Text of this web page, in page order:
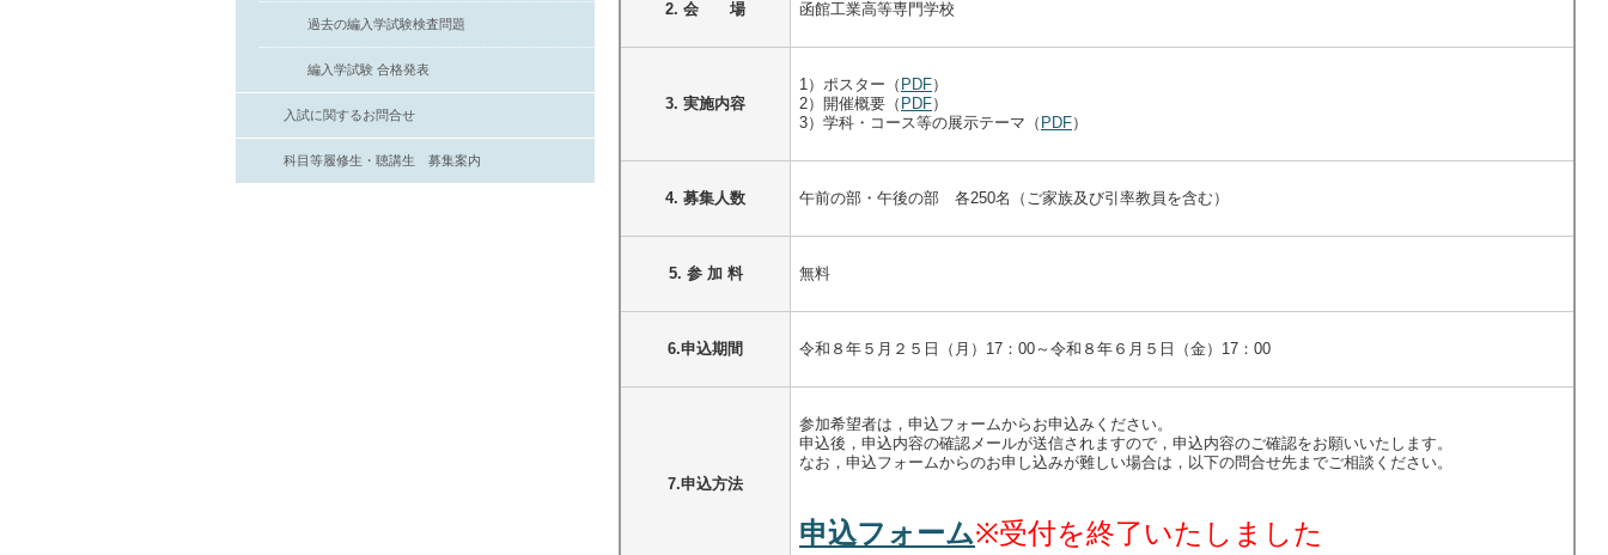
2. 会 場 函館工業高等専門学校
3. 実施内容
1）ポスター（ PDF）
2）開催概要（ PDF）
3）学科・コース等の展示テーマ（ PDF）
4. 募集人数 午前の部・午後の部 各250名（ご家族及び引率教員を含む）
5. 参 加 料 無料
6.申込期間 令和８年５月２５日（月）17：00～令和８年６月５日（金）17：00
7.申込方法
参加希望者は，申込フォームからお申込みください。
申込後，申込内容の確認メールが送信されますので，申込内容のご確認をお願いいたします。
なお，申込フォームからのお申し込みが難しい場合は，以下の問合せ先までご相談ください。
申込フォーム※受付を終了いたしました
過去の編入学試験検査問題
編入学試験 合格発表
入試に関するお問合せ
科目等履修生・聴講生 募集案内